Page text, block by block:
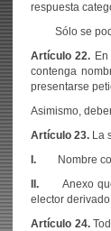
respuesta
Sólo se
Artículo 22.
contenga
presentarse
Asimismo,
Artículo 23. La
I. Nombre
II. Anexo que
elector
Artículo 24.